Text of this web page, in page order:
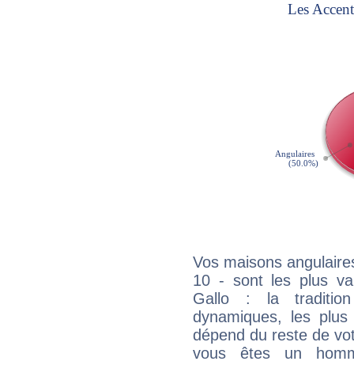
Vos maisons
10 - sont les plus
Gallo : la
dynamiques, les
dépend du reste de
vous êtes un